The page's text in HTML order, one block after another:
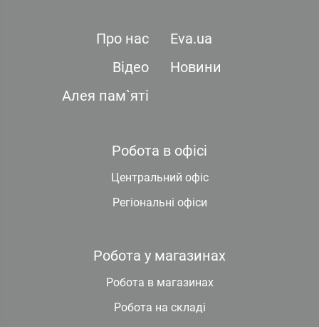
Про нас
Eva.ua
Відео
Новини
Алея пам`яті
Робота в офісі
Центральний офіс
Регіональні офіси
Робота у магазинах
Робота в магазинах
Робота на складі